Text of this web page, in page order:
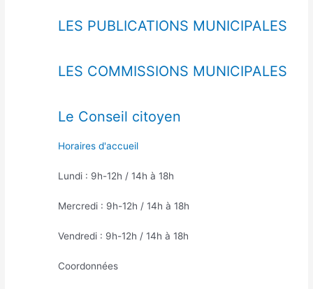
LES PUBLICATIONS MUNICIPALES
LES COMMISSIONS MUNICIPALES
Le Conseil citoyen
Horaires d'accueil
Lundi : 9h-12h / 14h à 18h
Mercredi : 9h-12h / 14h à 18h
Vendredi : 9h-12h / 14h à 18h
Coordonnées